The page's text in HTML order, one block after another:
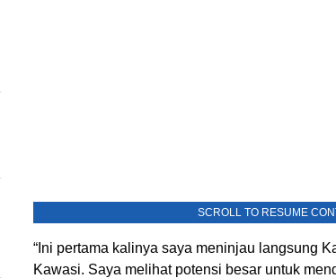
SCROLL TO RESUME
“Ini pertama kalinya saya meninjau langsung
Kawasi. Saya melihat potensi besar untuk